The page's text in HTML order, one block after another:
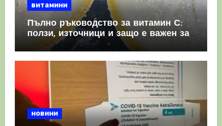
витамини
Пълно ръководство за витамин С:
ползи, източници и защо е важен за
имунната система
новини